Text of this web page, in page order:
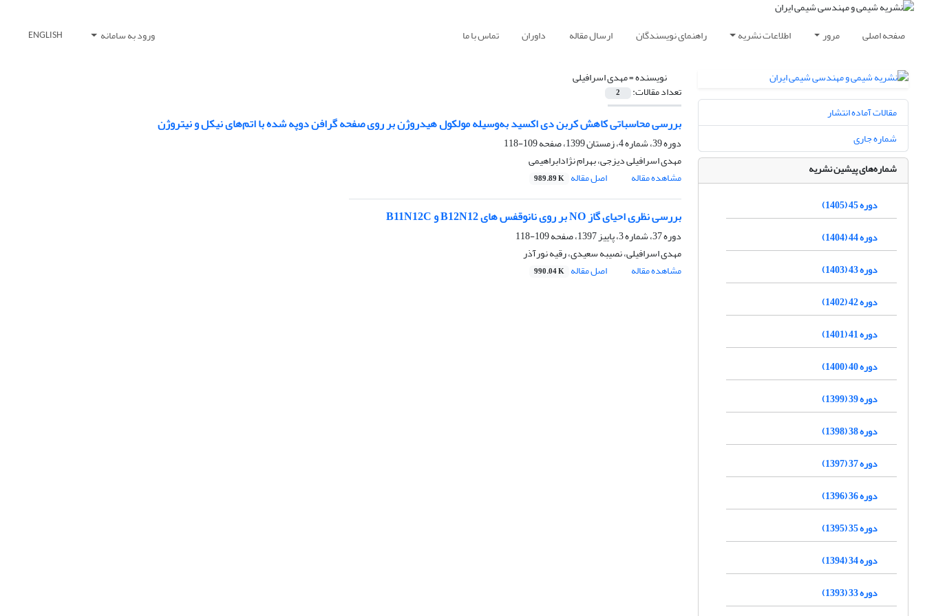
صفحه اصلی مرور اطلاعات نشریه راهنمای نویسندگان ارسال مقاله داوران تماس با ما ورود به سامانه ENGLISH
نویسنده =مهدی اسرافیلی
تعداد مقالات: 2
بررسی محاسباتی کاهش کربن دی اکسید به‌وسیله مولکول هیدروژن بر روی صفحه گرافن دوپه شده با اتم‌های نیکل و نیتروژن
دوره 39، شماره 4، زمستان 1399، صفحه
109-118
مهدی اسرافیلی دیزجی، بهرام نژادابراهیمی
مشاهده مقاله
اصل مقاله 989.89 K
بررسی نظری احیای گاز NO بر روی نانوقفس های B12N12 و B11N12C
دوره 37، شماره 3، پاییز 1397، صفحه
109-118
مهدی اسرافیلی، نصیبه سعیدی، رقیه نورآذر
مشاهده مقاله
اصل مقاله 990.04 K
مقالات آماده انتشار
شماره جاری
شماره‌های پیشین نشریه
دوره 45 (1405)
دوره 44 (1404)
دوره 43 (1403)
دوره 42 (1402)
دوره 41 (1401)
دوره 40 (1400)
دوره 39 (1399)
دوره 38 (1398)
دوره 37 (1397)
دوره 36 (1396)
دوره 35 (1395)
دوره 34 (1394)
دوره 33 (1393)